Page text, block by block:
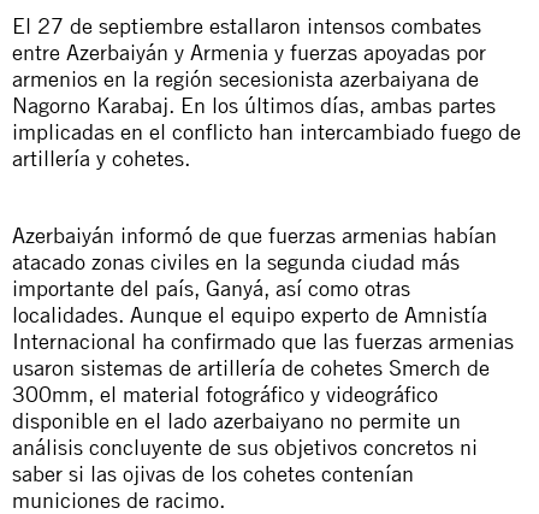
El 27 de septiembre estallaron intensos combates
entre Azerbaiyán y Armenia y fuerzas apoyadas por
armenios en la región secesionista azerbaiyana de
Nagorno Karabaj. En los últimos días, ambas partes
implicadas en el conflicto han intercambiado fuego de
artillería y cohetes.
Azerbaiyán informó de que fuerzas armenias habían
atacado zonas civiles en la segunda ciudad más
importante del país, Ganyá, así como otras
localidades. Aunque el equipo experto de Amnistía
Internacional ha confirmado que las fuerzas armenias
usaron sistemas de artillería de cohetes Smerch de
300mm, el material fotográfico y videográfico
disponible en el lado azerbaiyano no permite un
análisis concluyente de sus objetivos concretos ni
saber si las ojivas de los cohetes contenían
municiones de racimo.